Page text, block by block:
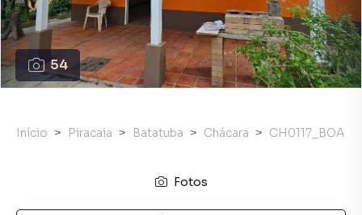
54
Início Piracaia Batatuba Chácara CH0117_BOA
Fotos